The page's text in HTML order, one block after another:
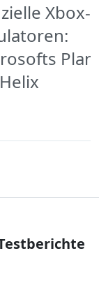
Xbox-
Plan